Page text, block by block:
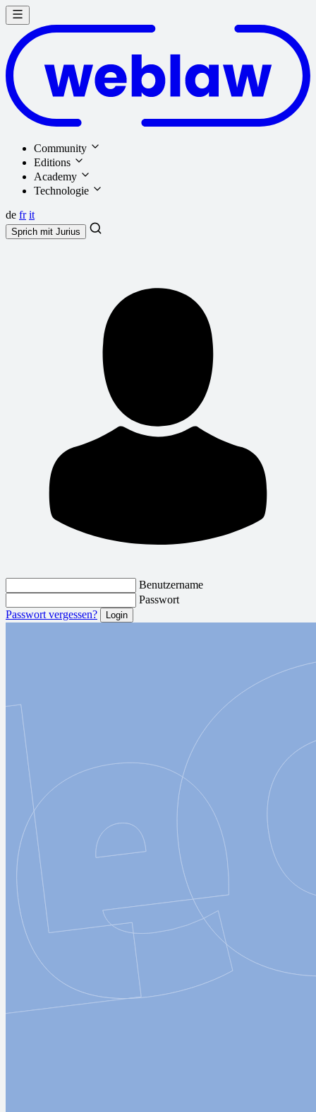
Community
Editions
Academy
Technologie
de fr it
Sprich mit Jurius
Benutzername
Passwort
Passwort vergessen?